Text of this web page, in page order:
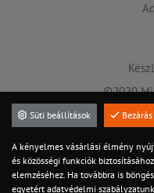
©2020
Süti beállítások Bezárás
A kényelmes vásárlási élmény
és közösségi funkciók
elemzéséhez. Ha továbbra is
egyetért adatvédelmi